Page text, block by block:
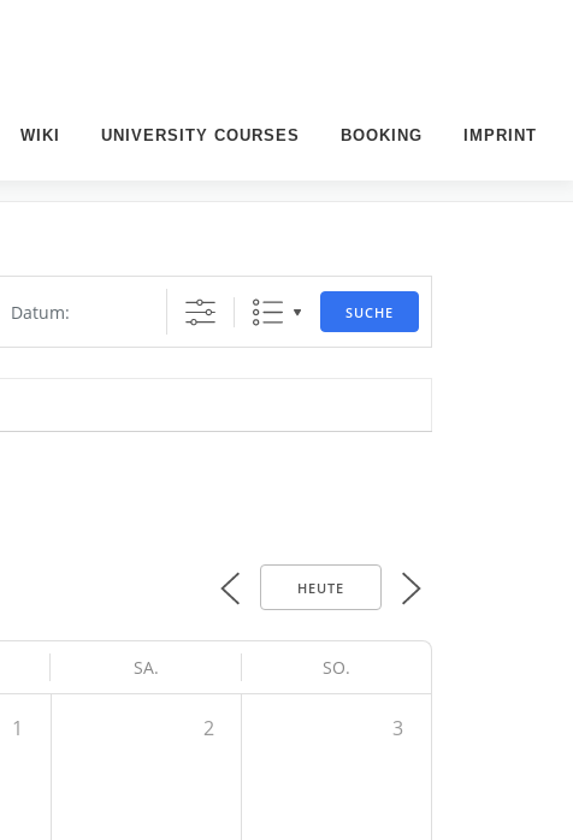
WIKI UNIVERSITY COURSES BOOKING IMPRINT
SUCHE
HEUTE
SA. SO.
1 2 3